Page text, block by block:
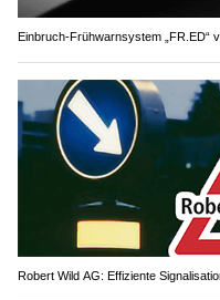
Einbruch-Frühwarnsystem „FR.ED“
Robert Wild AG: Effiziente